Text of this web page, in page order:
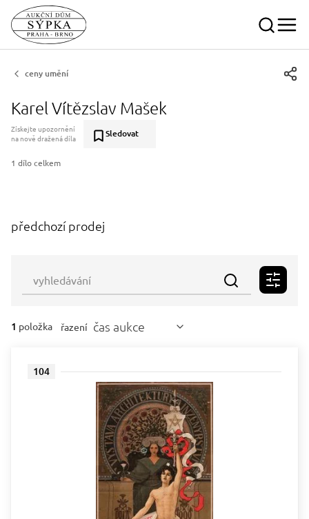
ceny umění
Karel Vítězslav Mašek
Získejte upozornění
na nově dražená díla
Sledovat
1 dílo celkem
předchozí prodej
1 položka řazení čas aukce
104